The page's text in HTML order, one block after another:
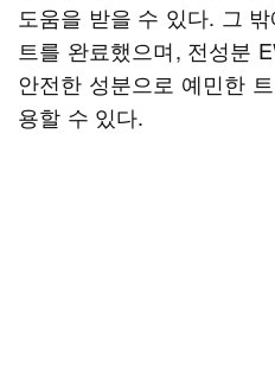
도움을 받을 수 있다. 그
트를 완료했으며, 전성분
안전한 성분으로 예민한
용할 수 있다.